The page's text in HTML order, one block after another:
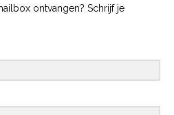
ontvangen? Schrijf je